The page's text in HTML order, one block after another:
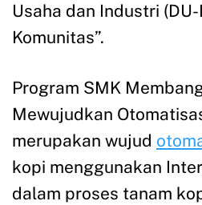
Usaha dan Industri
Komunitas”.
Program SMK
Mewujudkan
merupakan wujud
kopi menggunakan
dalam proses tanam